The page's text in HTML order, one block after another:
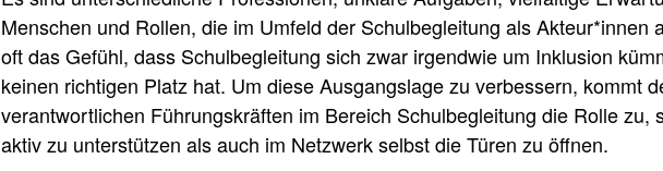
Menschen und Rollen, die im Umfeld der Schulbegleitung als Akteur*innen
oft das Gefühl, dass Schulbegleitung sich zwar irgendwie um Inklusion
keinen richtigen Platz hat. Um diese Ausgangslage zu verbessern, kommt
verantwortlichen Führungskräften im Bereich Schulbegleitung die Rolle zu,
aktiv zu unterstützen als auch im Netzwerk selbst die Türen zu öffnen.